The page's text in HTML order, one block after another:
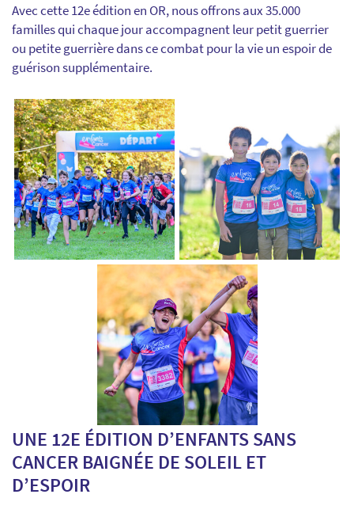
Avec cette 12e édition en OR, nous offrons aux 35.000
familles qui chaque jour accompagnent leur petit guerrier
ou petite guerrière dans ce combat pour la vie un espoir de
guérison supplémentaire.
UNE 12E ÉDITION D’ENFANTS SANS
CANCER BAIGNÉE DE SOLEIL ET
D’ESPOIR